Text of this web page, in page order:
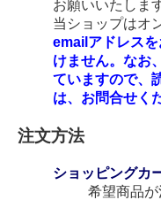
お願いいたしま
当ショップはオ
emailアドレス
けません。なお
ていますので、
は、お問合せく
注文方法
ショッピングカ
希望商品